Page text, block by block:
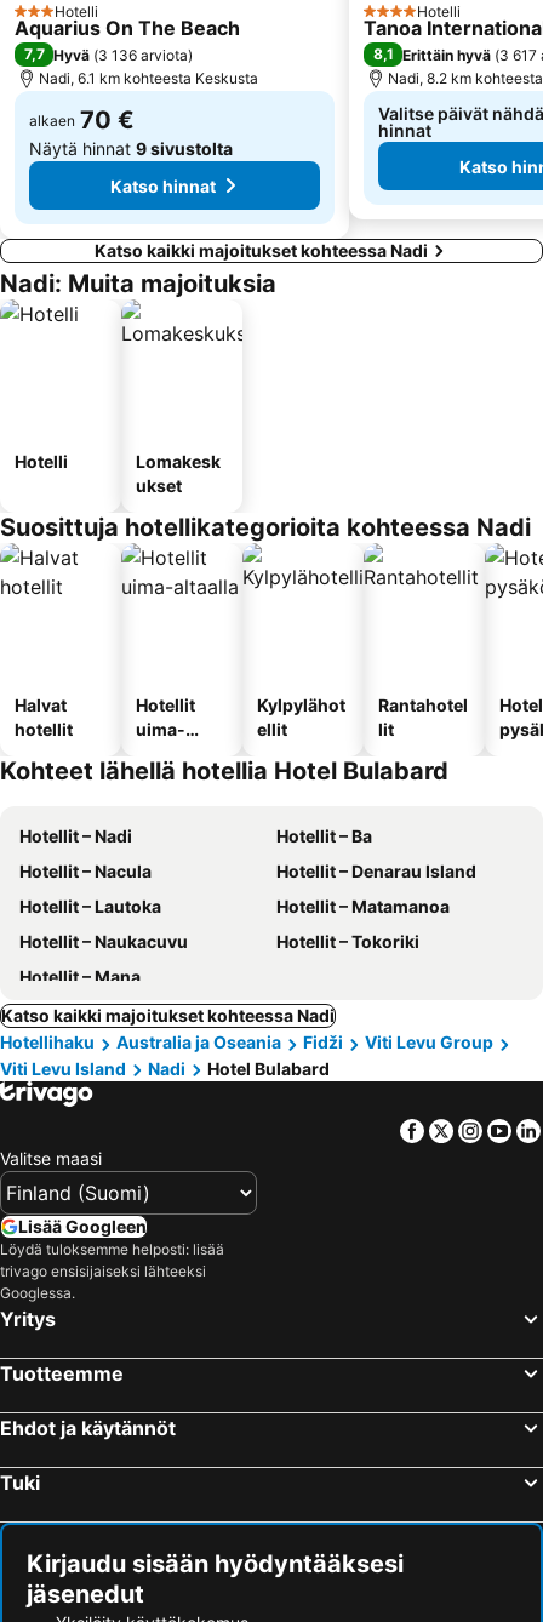
3 Tähtiluokitus
Hotelli
Aquarius On The Beach
7,7 Hyvä (3 136 arviota)
Nadi, 6.1 km kohteesta Keskusta
alkaen 70 €
Näytä hinnat 9 sivustolta
Katso hinnat
4 Tähtiluokitus
Hotelli
Tanoa
8,1 Erittäin hyvä (3 617
Nadi, 8.2 km
Valitse päivät
hinnat
Katso
Katso kaikki majoitukset kohteessa Nadi
Nadi: Muita majoituksia
Hotelli
Lomakesk
ukset
Suosittuja hotellikategorioita kohteessa Nadi
Halvat
hotellit
Hotellit
uima-
Kylpylähot
ellit
Rantahotel
lit
Kohteet lähellä hotellia Hotel Bulabard
Hotellit – Nadi
Hotellit – Ba
Hotellit – Nacula
Hotellit – Denarau Island
Hotellit – Lautoka
Hotellit – Matamanoa
Hotellit – Naukacuvu
Hotellit – Tokoriki
Hotellit – Mana
Katso kaikki majoitukset kohteessa Nadi
Hotellihaku
Australia ja Oseania Fidži
Viti Levu Group
Viti Levu Island
Nadi Hotel Bulabard
Facebook
Twitter
Valitse maasi
Lisää Googleen
Löydä tuloksemme helposti: lisää
trivago ensisijaiseksi lähteeksi
Googlessa.
Yritys
Tuotteemme
Ehdot ja käytännöt
Tuki
Kirjaudu sisään hyödyntääksesi
jäsenedut